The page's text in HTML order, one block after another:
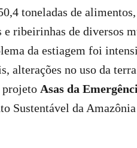
toneladas de
e ribeirinhas de diversos
da estiagem foi
alterações no uso da
projeto Asas da
Sustentável da